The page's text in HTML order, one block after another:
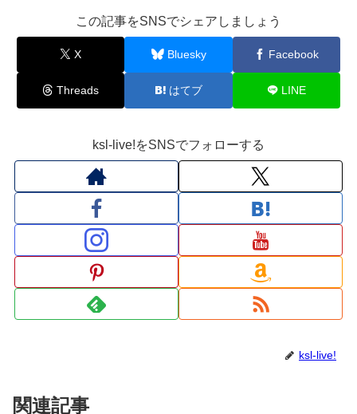
この記事をSNSでシェアしましょう
X Bluesky Facebook
Threads はてブ LINE
ksl-live!をSNSでフォローする
ksl-live!
関連記事